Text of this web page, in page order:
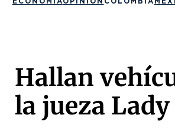
Hallan
la jueza